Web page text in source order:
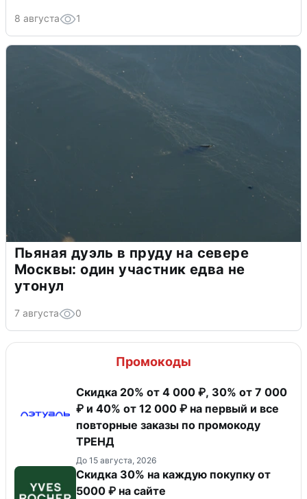
8 августа 1
Пьяная дуэль в пруду на севере
Москвы: один участник едва не
утонул
7 августа 0
Промокоды
Скидка 20% от 4 000 ₽, 30% от 7 000
₽ и 40% от 12 000 ₽ на первый и все
повторные заказы по промокоду
ТРЕНД
До 15 августа, 2026
Скидка 30% на каждую покупку от
5000 ₽ на сайте